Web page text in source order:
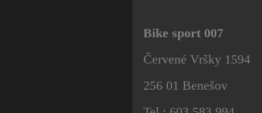
Bike sport 007
Červené Vršky 1594
256 01 Benešov